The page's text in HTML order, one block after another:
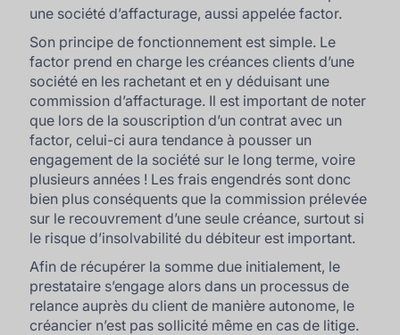
une société d’affacturage, aussi appelée factor.
Son principe de fonctionnement est simple. Le
factor prend en charge les créances clients d’une
société en les rachetant et en y déduisant une
commission d’affacturage. Il est important de noter
que lors de la souscription d’un contrat avec un
factor, celui-ci aura tendance à pousser un
engagement de la société sur le long terme, voire
plusieurs années ! Les frais engendrés sont donc
bien plus conséquents que la commission prélevée
sur le recouvrement d’une seule créance, surtout si
le risque d’insolvabilité du débiteur est important.
Afin de récupérer la somme due initialement, le
prestataire s’engage alors dans un processus de
relance auprès du client de manière autonome, le
créancier n’est pas sollicité même en cas de litige.